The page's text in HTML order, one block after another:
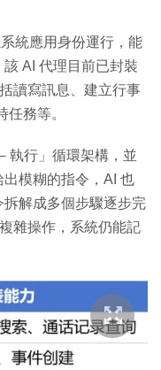
統應用身份運行，能
AI 代理目前已封裝
括讀寫訊息、建立行事
務等。
執行」循環架構，並
出模糊的指令，AI 也
解成多個步驟逐步完
雜操作，系統仍能記